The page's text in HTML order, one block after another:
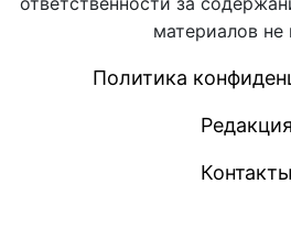
материалов не
Политика
Редакция
Контакты